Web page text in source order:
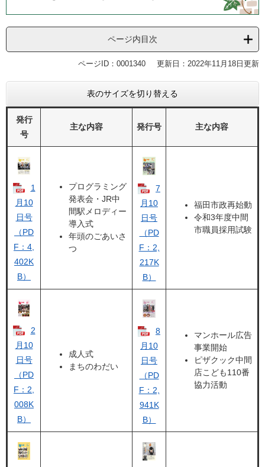
ページ内目次
ページID：0001340 更新日：2022年11月18日更新
表のサイズを切り替える
発行
号
主な内容 発行号 主な内容
1
月10
日号
（PD
F：4,
402K
B）
プログラミング
発表会・JR中
間駅メロディー
導入式
年頭のごあいさ
つ
7
月10
日号
（PD
F：2,
217K
B）
福田市政再始動
令和3年度中間
市職員採用試験
2
月10
日号
（PD
F：2,
008K
B）
成人式
まちのわだい
8
月10
日号
（PD
F：2,
941K
B）
マンホール広告
事業開始
ピザクック中間
店こども110番
協力活動